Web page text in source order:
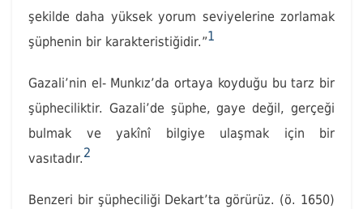
şekilde daha yüksek yorum seviyelerine zorlamak
şüphenin bir karakteristiğidir.”1
Gazali’nin el- Munkız’da ortaya koyduğu bu tarz bir
şüpheciliktir. Gazali’de şüphe, gaye değil, gerçeği
bulmak ve yakînî bilgiye ulaşmak için bir
vasıtadır.2
Benzeri bir şüpheciliği Dekart’ta görürüz. (ö. 1650)